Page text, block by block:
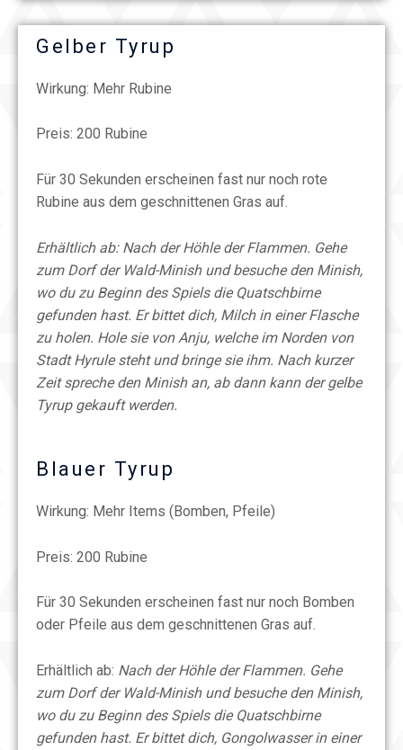
Gelber Tyrup
Wirkung: Mehr Rubine
Preis: 200 Rubine
Für 30 Sekunden erscheinen fast nur noch rote
Rubine aus dem geschnittenen Gras auf.
Erhältlich ab: Nach der Höhle der Flammen. Gehe
zum Dorf der Wald-Minish und besuche den Minish,
wo du zu Beginn des Spiels die Quatschbirne
gefunden hast. Er bittet dich, Milch in einer Flasche
zu holen. Hole sie von Anju, welche im Norden von
Stadt Hyrule steht und bringe sie ihm. Nach kurzer
Zeit spreche den Minish an, ab dann kann der gelbe
Tyrup gekauft werden.
Blauer Tyrup
Wirkung: Mehr Items (Bomben, Pfeile)
Preis: 200 Rubine
Für 30 Sekunden erscheinen fast nur noch Bomben
oder Pfeile aus dem geschnittenen Gras auf.
Erhältlich ab: Nach der Höhle der Flammen. Gehe
zum Dorf der Wald-Minish und besuche den Minish,
wo du zu Beginn des Spiels die Quatschbirne
gefunden hast. Er bittet dich, Gongolwasser in einer